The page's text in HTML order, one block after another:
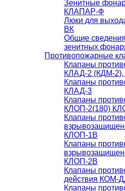
Зенитные
КЛАПАР-Ф
Люки для
ВК
Общие
зенитных
Противопожарные
Клапаны
КЛАД-2 (КДМ-
Клапаны
КЛАД-3
Клапаны
КЛОП-2(180)
Клапаны
КЛОП-1В
Клапаны
КЛОП-2В
Клапаны
действия КОМ-
Клапаны